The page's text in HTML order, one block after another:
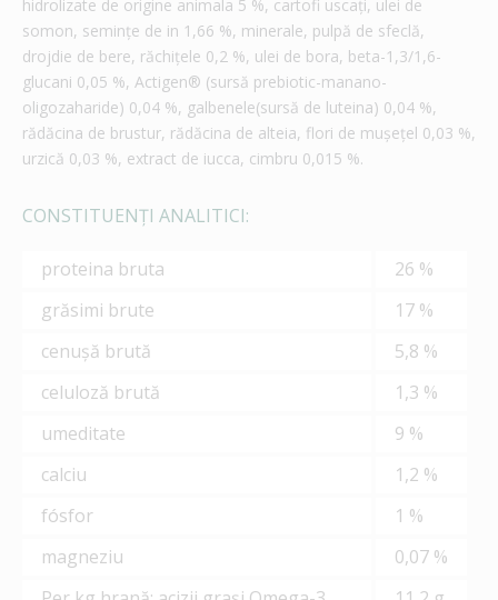
hidrolizate de origine animala 5 %, cartofi uscaţi, ulei de
somon, semințe de in 1,66 %, minerale, pulpă de sfeclă,
drojdie de bere, răchiţele 0,2 %, ulei de bora, beta-1,3/1,6-
glucani 0,05 %, Actigen® (sursă prebiotic-manano-
oligozaharide) 0,04 %, galbenele(sursă de luteina) 0,04 %,
rădăcina de brustur, rădăcina de alteia, flori de muşeţel 0,03 %,
urzică 0,03 %, extract de iucca, cimbru 0,015 %.
CONSTITUENŢI ANALITICI:
proteina bruta
26 %
grăsimi brute
17 %
cenuşă brută
5,8 %
celuloză brută
1,3 %
umeditate
9 %
calciu
1,2 %
fósfor
1 %
magneziu
0,07 %